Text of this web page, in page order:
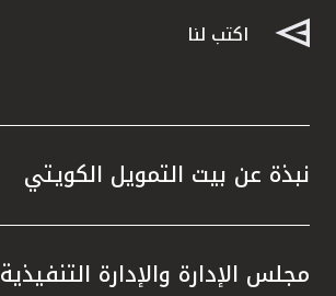
اكتب لنا
نبذة عن بيت التمويل الكويتي
مجلس الإدارة والإدارة التنفيذية